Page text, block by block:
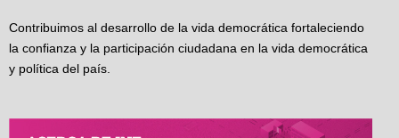
Contribuimos al desarrollo de la vida democrática fortaleciendo
la confianza y la participación ciudadana en la vida democrática
y política del país.